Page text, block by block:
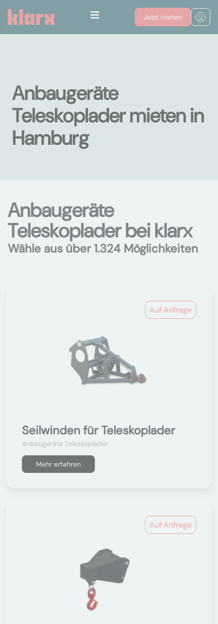
Jetzt mieten
Anbaugeräte
Teleskoplader mieten in
Hamburg
Anbaugeräte
Teleskoplader bei klarx
Wähle aus über 1.324 Möglichkeiten
Auf Anfrage
Seilwinden für Teleskoplader
Anbaugeräte Teleskoplader
Mehr erfahren
Auf Anfrage